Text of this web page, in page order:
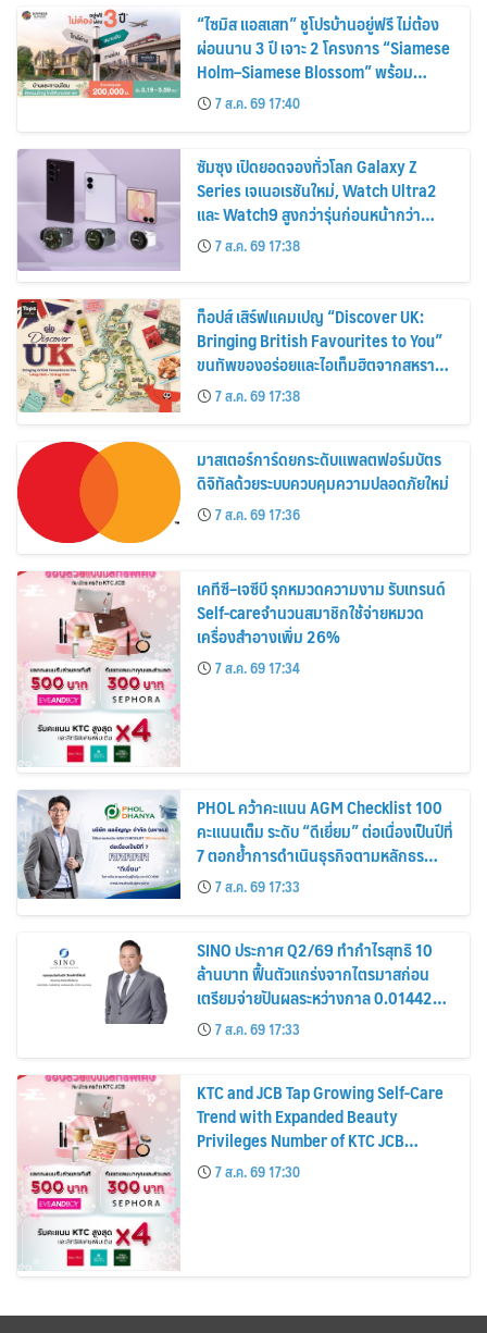
“ไซมิส แอสเสท” ชูโปรบ้านอยู่ฟรี ไม่ต้อง
ผ่อนนาน 3 ปี เจาะ 2 โครงการ “Siamese
Holm–Siamese Blossom” พร้อม
ส่วนลดและสิทธิพิเศษถึง 31 สิงหาคม
2569
7 ส.ค. 69 17:40
ซัมซุง เปิดยอดจองทั่วโลก Galaxy Z
Series เจเนอเรชันใหม่, Watch Ultra2
และ Watch9 สูงกว่ารุ่นก่อนหน้ากว่า
30%7 ส.ค. 69 17:38
ท็อปส์ เสิร์ฟแคมเปญ “Discover UK:
Bringing British Favourites to You”
ขนทัพของอร่อยและไอเท็มฮิตจากสหราช
อาณาจักร ส่งตรงถึงมือตั้งแต่วันนี้ – 18
สิงหาคมนี้
7 ส.ค. 69 17:38
มาสเตอร์การ์ดยกระดับแพลตฟอร์มบัตร
ดิจิทัลด้วยระบบควบคุมความปลอดภัยใหม่
7 ส.ค. 69 17:36
เคทีซี–เจซีบี รุกหมวดความงาม รับเทรนด์
Self-careจำนวนสมาชิกใช้จ่ายหมวด
เครื่องสำอางเพิ่ม 26%
7 ส.ค. 69 17:34
PHOL คว้าคะแนน AGM Checklist 100
คะแนนเต็ม ระดับ “ดีเยี่ยม” ต่อเนื่องเป็นปีที่
7 ตอกย้ำการดำเนินธุรกิจตามหลักธร
รมาภิบาล โปร่งใส สร้างความเชื่อมั่นผู้ถือ
หุ้น
7 ส.ค. 69 17:33
SINO ประกาศ Q2/69 ทำกำไรสุทธิ 10
ล้านบาท ฟื้นตัวแกร่งจากไตรมาสก่อน
เตรียมจ่ายปันผลระหว่างกาล 0.014423
บาทต่อหุ้น ครึ่งปีหลังมุ่งเติบโตต่อเนื่อง
7 ส.ค. 69 17:33
KTC and JCB Tap Growing Self-Care
Trend with Expanded Beauty
Privileges Number of KTC JCB
Cardmembers Spending on
Cosmetics Rises 26%
7 ส.ค. 69 17:30